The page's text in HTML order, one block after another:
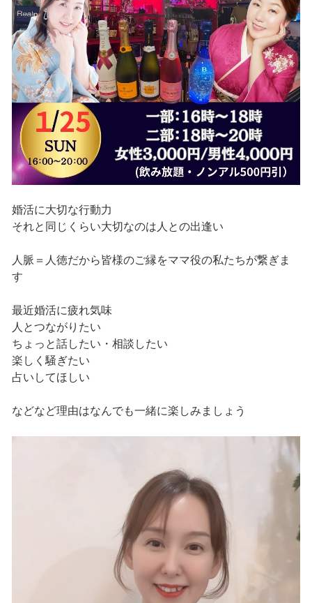
婚活に大切な行動力
それと同じくらい大切なのは人との出逢い
人脈＝人徳だから皆様のご縁をママ役の私たちが繋ぎま
す
最近婚活に疲れ気味
人とつながりたい
ちょっと話したい・相談したい
楽しく騒ぎたい
占いしてほしい
などなど理由はなんでも一緒に楽しみましょう